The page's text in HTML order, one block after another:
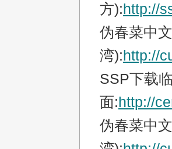
方):http://
伪春菜中
湾):http://
SSP下载
面:http://
伪春菜中